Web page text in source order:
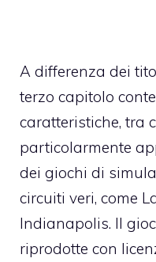
A differenza dei
terzo capitolo
caratteristiche, tra
particolarmente
dei giochi di
circuiti veri, come
Indianapolis. Il
riprodotte con